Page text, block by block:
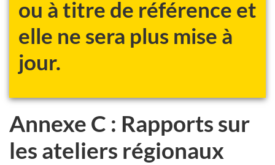
ou à titre de référence et
elle ne sera plus mise à
jour.
Annexe C : Rapports sur
les ateliers régionaux